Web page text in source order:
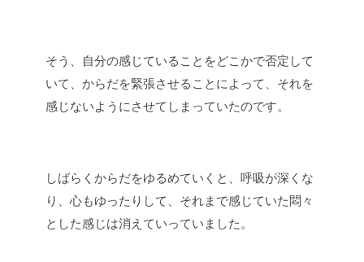
そう、自分の感じていることをどこかで否定して
いて、からだを緊張させることによって、それを
感じないようにさせてしまっていたのです。
しばらくからだをゆるめていくと、呼吸が深くな
り、心もゆったりして、それまで感じていた悶々
とした感じは消えていっていました。